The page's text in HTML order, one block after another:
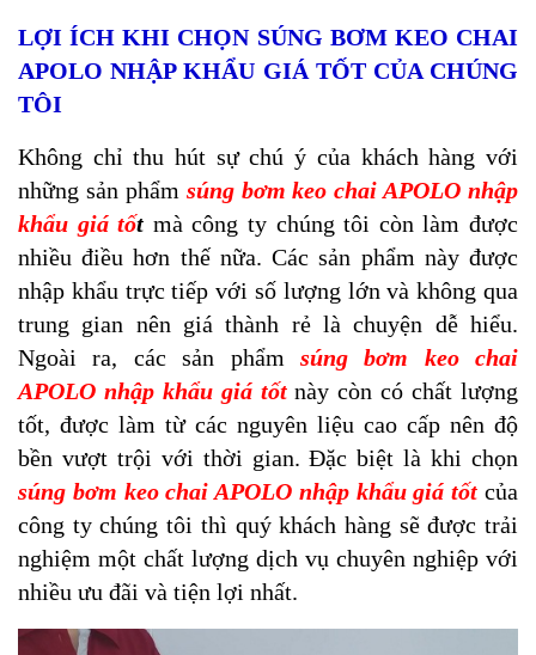
LỢI ÍCH KHI CHỌN SÚNG BƠM KEO CHAI
APOLO NHẬP KHẨU GIÁ TỐT CỦA CHÚNG
TÔI
Không chỉ thu hút sự chú ý của khách hàng với
những sản phẩm súng bơm keo chai APOLO nhập
khẩu giá tốt mà công ty chúng tôi còn làm được
nhiều điều hơn thế nữa. Các sản phẩm này được
nhập khẩu trực tiếp với số lượng lớn và không qua
trung gian nên giá thành rẻ là chuyện dễ hiểu.
Ngoài ra, các sản phẩm
súng bơm keo chai
APOLO nhập khẩu giá tốtnày còn có chất lượng
tốt, được làm từ các nguyên liệu cao cấp nên độ
bền vượt trội với thời gian. Đặc biệt là khi chọn
súng bơm keo chai APOLO nhập khẩu giá tốt của
công ty chúng tôi thì quý khách hàng sẽ được trải
nghiệm một chất lượng dịch vụ chuyên nghiệp với
nhiều ưu đãi và tiện lợi nhất.